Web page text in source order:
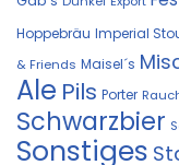
Hoppebräu Imperial
& Friends Maisel´s
Ale Pils Porter
Schwarzbier
Sonstiges